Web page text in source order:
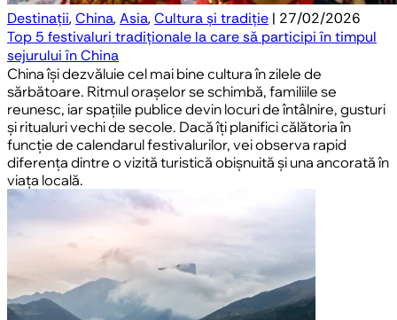
Destinații,China,Asia,Cultura și tradiție | 27/02/2026
Top 5 festivaluri tradiționale la care să participi în timpul
sejurului în China
China își dezvăluie cel mai bine cultura în zilele de
sărbătoare. Ritmul orașelor se schimbă, familiile se
reunesc, iar spațiile publice devin locuri de întâlnire, gusturi
și ritualuri vechi de secole. Dacă îți planifici călătoria în
funcție de calendarul festivalurilor, vei observa rapid
diferența dintre o vizită turistică obișnuită și una ancorată în
viața locală.